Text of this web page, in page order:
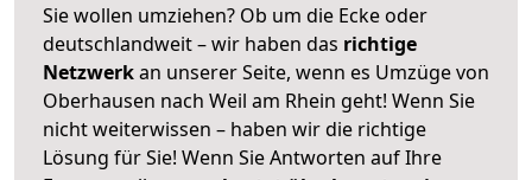
Sie wollen umziehen? Ob um die Ecke oder
deutschlandweit – wir haben das richtige
Netzwerkan unserer Seite, wenn es Umzüge von
Oberhausen nach Weil am Rhein geht! Wenn Sie
nicht weiterwissen – haben wir die richtige
Lösung für Sie! Wenn Sie Antworten auf Ihre